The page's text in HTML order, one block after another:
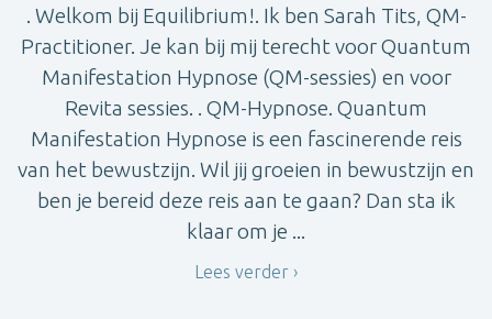
. Welkom bij Equilibrium!. Ik ben Sarah Tits, QM-
Practitioner. Je kan bij mij terecht voor Quantum
Manifestation Hypnose (QM-sessies) en voor
Revita sessies. . QM-Hypnose. Quantum
Manifestation Hypnose is een fascinerende reis
van het bewustzijn. Wil jij groeien in bewustzijn en
ben je bereid deze reis aan te gaan? Dan sta ik
klaar om je ...
Lees verder